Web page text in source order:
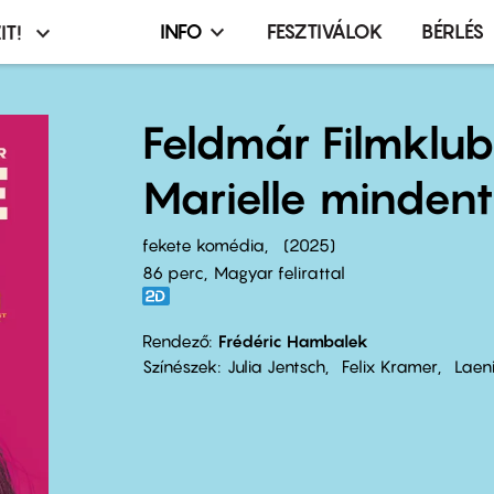
Infó,
terembérlés
menü
INFO FESZTIVÁLOK BÉRLÉS
Feldmár
Marielle
fekete komédia
2025
86 perc,
Magyar felirattal
Rendező Frédéric Hambalek
Színészek
Julia Jentsch Felix Kramer